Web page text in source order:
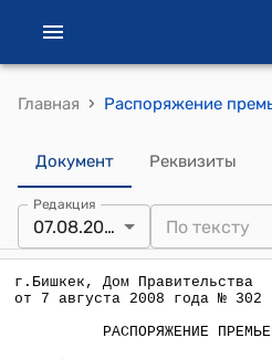
Главная ›
Документ Реквизиты
Редакция
07.08.2008